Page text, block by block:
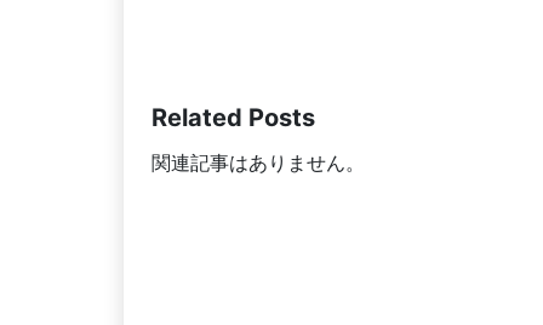
Related Posts
関連記事はありません。